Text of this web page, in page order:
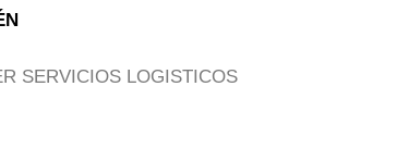
SERVICIOS LOGISTICOS